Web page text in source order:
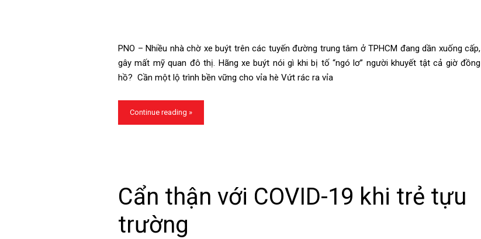
PNO – Nhiều nhà chờ xe buýt trên các tuyến đường trung tâm ở TPHCM đang dần xuống cấp,
gây mất mỹ quan đô thị. Hãng xe buýt nói gì khi bị tố “ngó lơ” người khuyết tật cả giờ đồng
hồ? Cần một lộ trình bền vững cho vỉa hè Vứt rác ra vỉa
Continue reading »
Cẩn thận với COVID-19 khi trẻ tựu
trường